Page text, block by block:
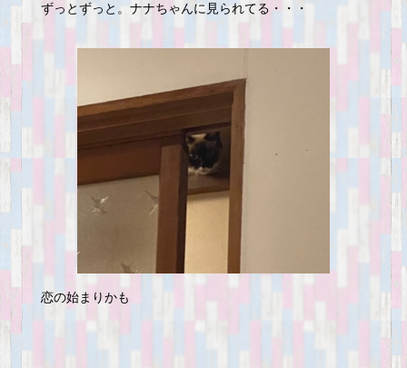
ずっとずっと。ナナちゃんに見られてる・・・
恋の始まりかも